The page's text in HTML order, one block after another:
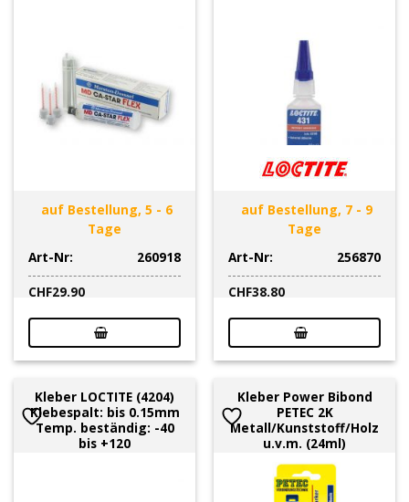
auf Bestellung, 5 - 6
Tage
Art-Nr:
260918
CHF29.90
auf Bestellung, 7 - 9
Tage
Art-Nr:
256870
CHF38.80
Kleber LOCTITE (4204)
Klebespalt: bis 0.15mm
Temp. beständig: -40
bis +120
Kleber Power Bibond
PETEC 2K
Metall/Kunststoff/Holz
u.v.m. (24ml)